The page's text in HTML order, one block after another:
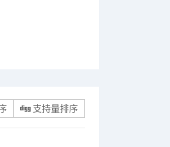
支持量排序